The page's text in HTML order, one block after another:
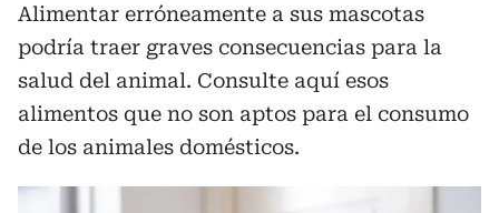
Alimentar erróneamente a sus mascotas
podría traer graves consecuencias para la
salud del animal. Consulte aquí esos
alimentos que no son aptos para el consumo
de los animales domésticos.